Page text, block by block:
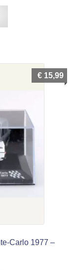
Carlo 1977 –
€ 15,99